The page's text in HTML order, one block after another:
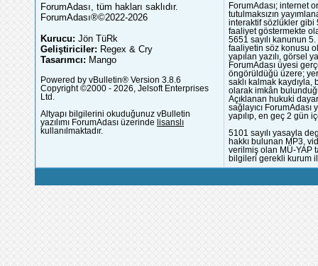
ForumAdası, tüm hakları saklıdır.
ForumAdası®©2022-2026
Kurucu: Jön TüRk
Geliştiriciler: Regex & Cry
Tasarımcı: Mango
Powered by vBulletin® Version 3.8.6
Copyright ©2000 - 2026, Jelsoft Enterprises
Ltd.
Altyapı bilgilerini okuduğunuz vBulletin
yazılımı ForumAdası üzerinde lisanslı
kullanılmaktadır.
ForumAdası; internet
tutulmaksızın
interaktif sözlükler gibi
faaliyet göstermekte
5651 sayılı kanunun
faaliyetin söz konusu
yapılan yazılı, görsel
ForumAdası üyesi
öngörüldüğü üzere;
saklı kalmak
olarak imkân
Açıklanan hukuki
sağlayıcı
yapılıp, en geç 2 gün
5101 sayılı yasayla
hakkı bulunan MP3,
verilmiş olan MÜ-YAP
bilgileri gerekli kurum